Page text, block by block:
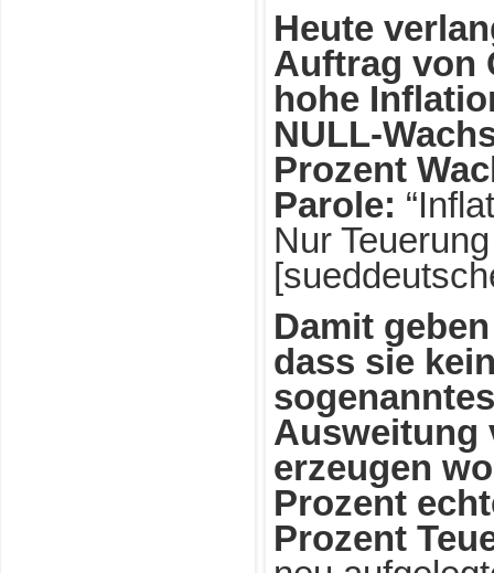
Heute
Auftrag von
hohe
NULL-
Prozent
Parole:
Nur
Damit
dass sie
Ausweitung
erzeugen
Prozent
Prozent